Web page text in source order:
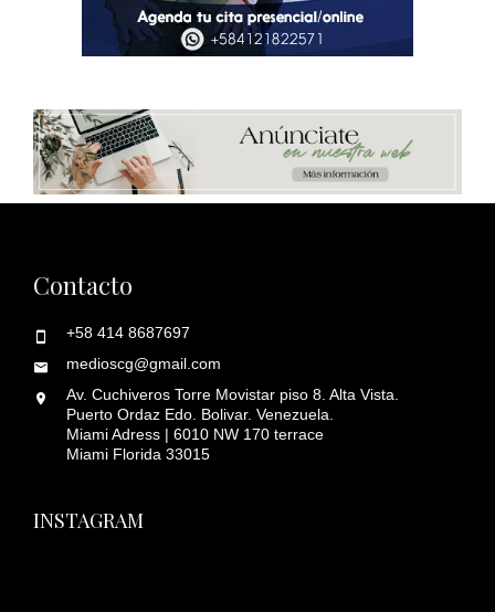
Contacto
+58 414 8687697
medioscg@gmail.com
Av. Cuchiveros Torre Movistar piso 8. Alta Vista.
Puerto Ordaz Edo. Bolivar. Venezuela.
Miami Adress | 6010 NW 170 terrace
Miami Florida 33015
INSTAGRAM